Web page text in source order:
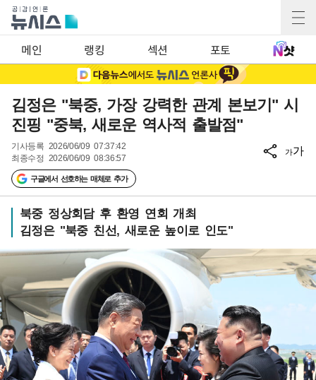
메인 랭킹 섹션 포토
김정은 "북중, 가장 강력한 관계 본보기" 시
진핑 "중북, 새로운 역사적 출발점"
기사등록 2026/06/09 07:37:42
최종수정 2026/06/09 08:36:57
구글에서 선호하는 매체로 추가
가가
북중 정상회담 후 환영 연회 개최
김정은 "북중 친선, 새로운 높이로 인도"